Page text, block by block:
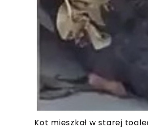
Kot mieszkał w starej